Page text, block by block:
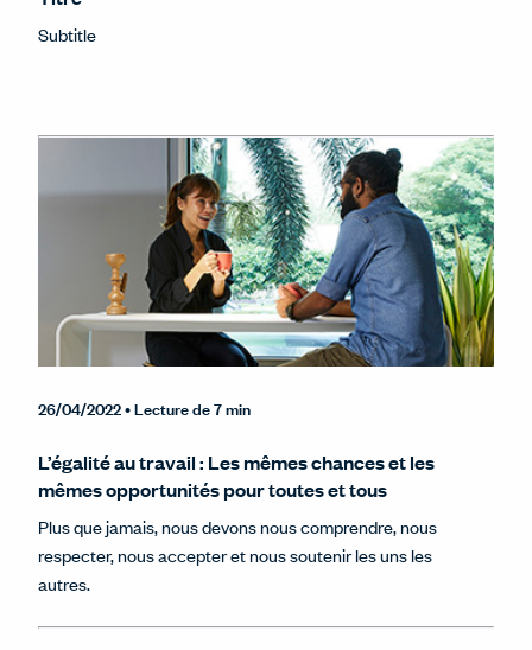
Subtitle
26/04/2022• Lecture de 7 min
L’égalité au travail : Les mêmes chances et les
mêmes opportunités pour toutes et tous
Plus que jamais, nous devons nous comprendre, nous
respecter, nous accepter et nous soutenir les uns les
autres.